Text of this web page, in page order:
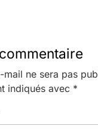
mail ne sera pas
indiqués avec *